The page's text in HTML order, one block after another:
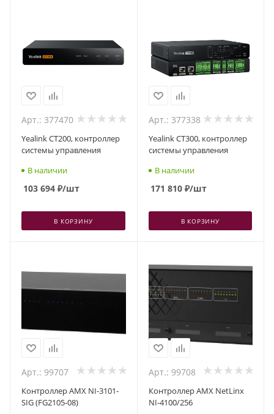
Арт.: 377470
Yealink CT200, контроллер
системы управления
В наличии
103 694 ₽/шт
В КОРЗИНУ
Арт.: 377338
Yealink CT300, контроллер
системы управления
В наличии
171 810₽/шт
В КОРЗИНУ
Арт.: 99707
Контроллер AMX NI-3101-
SIG (FG2105-08)
Арт.: 99708
Контроллер AMX NetLinx
NI-4100/256